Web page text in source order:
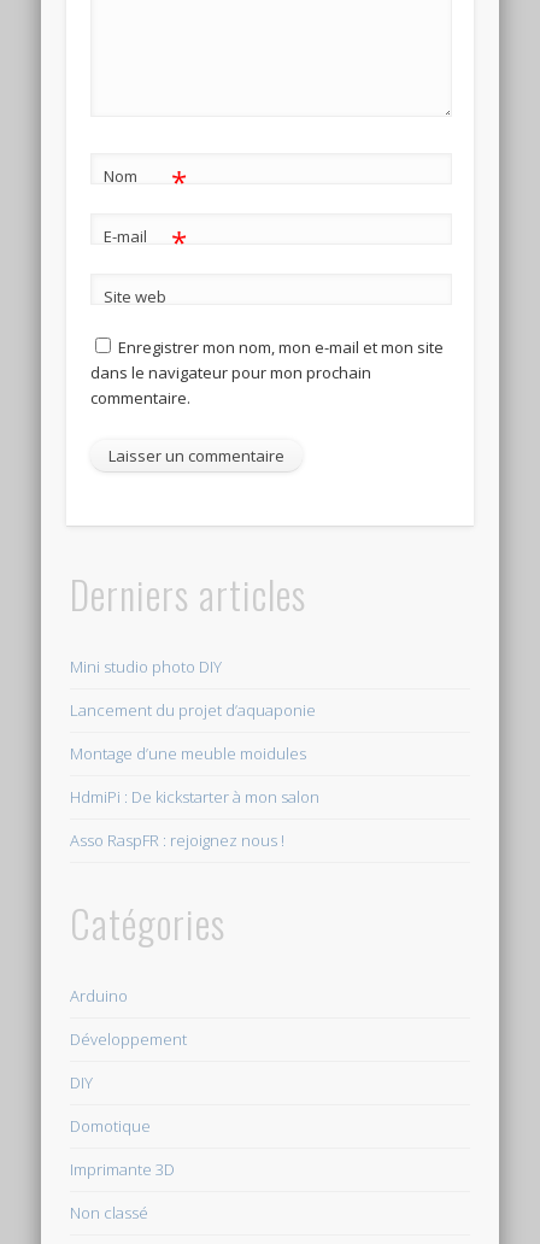
Nom *
E-mail *
Site web
Enregistrer mon nom, mon e-mail et mon site
dans le navigateur pour mon prochain
commentaire.
Derniers articles
Mini studio photo DIY
Lancement du projet d’aquaponie
Montage d’une meuble moidules
HdmiPi : De kickstarter à mon salon
Asso RaspFR : rejoignez nous !
Catégories
Arduino
Développement
DIY
Domotique
Imprimante 3D
Non classé